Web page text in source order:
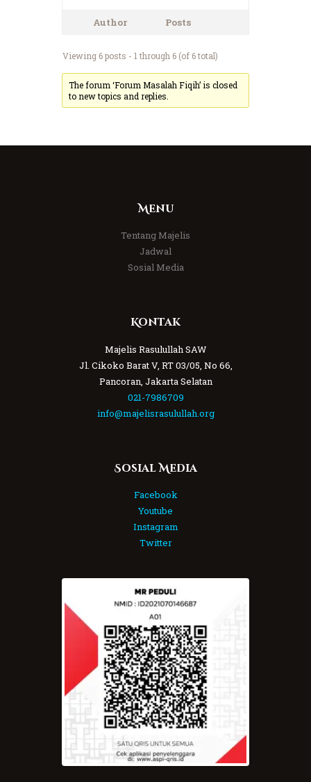
Author Posts
Viewing 6 posts - 1 through 6 (of 6 total)
The forum ‘Forum Masalah Fiqih’ is closed
to new topics and replies.
Menu
Tentang Majelis
Jadwal
Sosial Media
Kontak
Majelis Rasulullah SAW
Jl. Cikoko Barat V, RT 03/05, No 66,
Pancoran, Jakarta Selatan
021-7986709
info@majelisrasulullah.org
Sosial Media
Facebook
Youtube
Instagram
Twitter